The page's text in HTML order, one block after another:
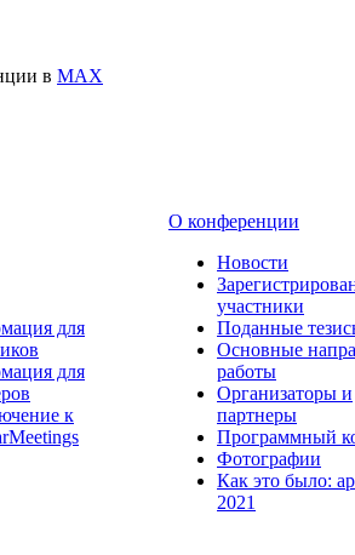
в МАХ
для
для
к
О конференции
Новости
участники
Поданные
Основные
работы
Организаторы и
партнеры
Программный
Фотографии
Как это было:
2021